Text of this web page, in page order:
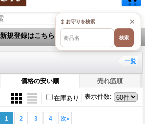
新規登録はこちら お問い合せ
一覧
価格の安い順 売れ筋順
表示件数:
在庫あり
1 2 3 4 次»
×
↕ お守りを検索
検索